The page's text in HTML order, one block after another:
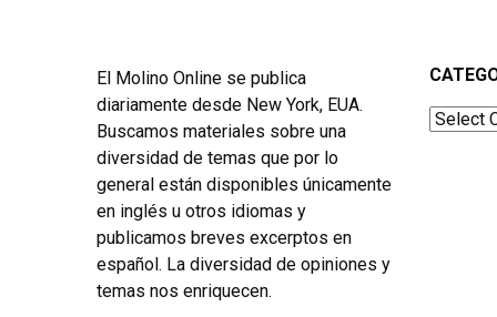
El Molino Online se publica
diariamente desde New York, EUA.
Buscamos materiales sobre una
diversidad de temas que por lo
general están disponibles únicamente
en inglés u otros idiomas y
publicamos breves excerptos en
español. La diversidad de opiniones y
temas nos enriquecen.